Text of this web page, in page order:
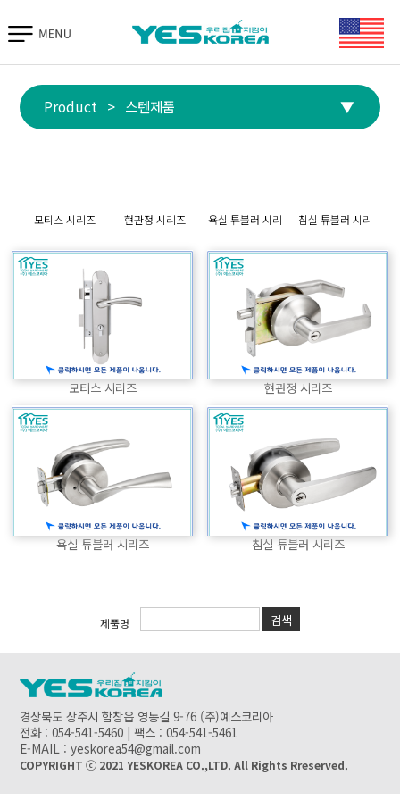
Product > 스텐제품 ▼
모티스 시리즈 현관정 시리즈
욕실 튜블러 시리
침실 튜블러 시리
모티스 시리즈 현관정 시리즈
욕실 튜블러 시리즈 침실 튜블러 시리즈
제품명 검색
경상북도 상주시 함창읍 영동길 9-76 (주)예스코리아
전화 : 054-541-5460 | 팩스 : 054-541-5461
E-MAIL : yeskorea54@gmail.com
COPYRIGHT ⓒ 2021 YESKOREA CO.,LTD. All Rights Rreserved.